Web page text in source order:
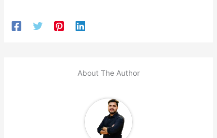
About The Author